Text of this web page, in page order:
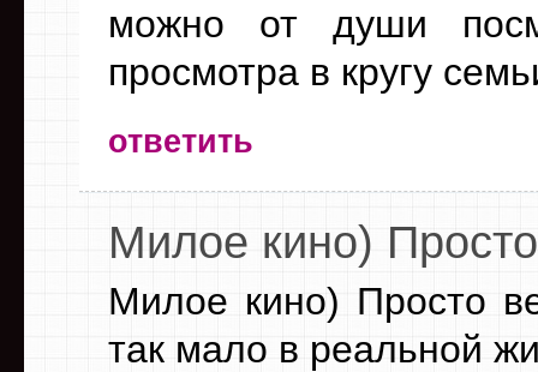
можно от души
просмотра в кругу
ответить
Милое кино)
Милое кино) Просто
так мало в реальной